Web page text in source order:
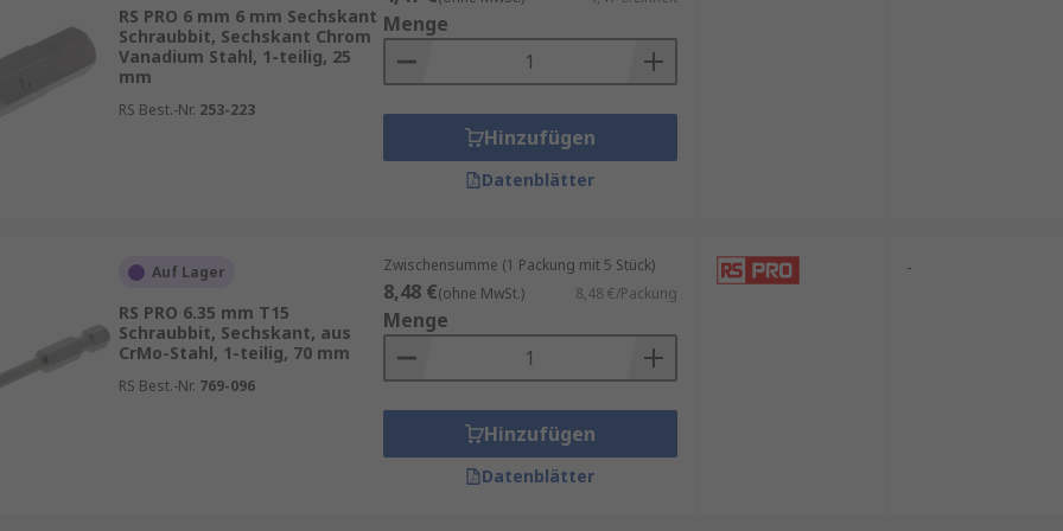
folgende Kriterien berücksichtigen:
lohnt sich ein Set mit 30, 50 oder sogar über 100 Teilen.
und eine saubere Verarbeitung.
oder Möbelmontagen durchführen.
Schraubentypen arbeiten.
benötigen.
RS PRO 6 mm 6 mm Sechskant
Schraubbit, Sechskant Chrom
Vanadium Stahl, 1-teilig, 25
mm
RS Best.-Nr. 253-223
Menge
Hinzufügen
Datenblätter
Auf Lager
RS PRO 6.35 mm T15
Schraubbit, Sechskant, aus
CrMo-Stahl, 1-teilig, 70 mm
RS Best.-Nr. 769-096
Zwischensumme (1 Packung mit 5 Stück)
8,48 €(ohne MwSt.) 8,48 €/Packung
Menge
Hinzufügen
Datenblätter
-